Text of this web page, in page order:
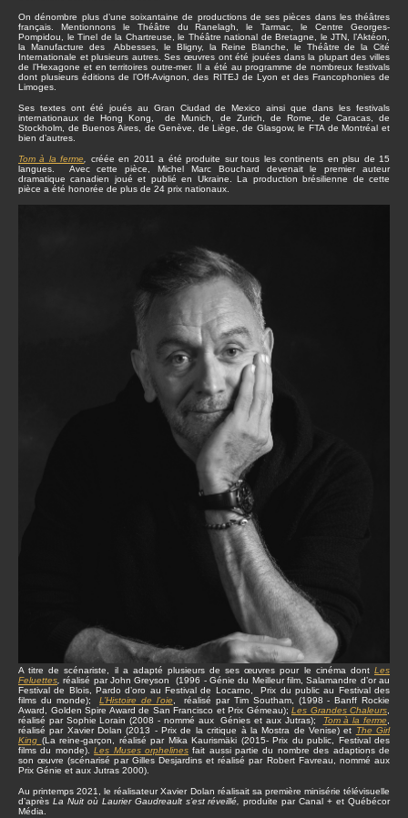
On dénombre plus d’une soixantaine de productions de ses pièces dans les théâtres
français. Mentionnons le Théâtre du Ranelagh, le Tarmac, le Centre Georges-
Pompidou, le Tinel de la Chartreuse, le Théâtre national de Bretagne, le JTN, l’Aktéon,
la Manufacture des Abbesses, le Bligny, la Reine Blanche, le Théâtre de la Cité
Internationale et plusieurs autres. Ses œuvres ont été jouées dans la plupart des villes
de l’Hexagone et en territoires outre-mer. Il a été au programme de nombreux festivals
dont plusieurs éditions de l’Off-Avignon, des RITEJ de Lyon et des Francophonies de
Limoges.
Ses textes ont été joués au Gran Ciudad de Mexico ainsi que dans les festivals
internationaux de Hong Kong, de Munich, de Zurich, de Rome, de Caracas, de
Stockholm, de Buenos Aires, de Genève, de Liège, de Glasgow, le FTA de Montréal et
bien d’autres.
Tom à la ferme
créée en 2011 a été produite sur tous les continents en plsu de 15
langues. Avec cette pièce, Michel Marc Bouchard devenait le premier auteur
dramatique canadien joué et publié en Ukraine. La production brésilienne de cette
pièce a été honorée de plus de 24 prix nationaux.
A titre de scénariste, il a adapté plusieurs de ses œuvres pour le cinéma dont Les
Feluettes réalisé par John Greyson (1996 - Génie du Meilleur film, Salamandre d’or au
Festival de Blois, Pardo d’oro au Festival de Locarno, Prix du public au Festival des
films du monde);L’Histoire de l’oie , réalisé par Tim Southam, (1998 - Banff Rockie
Award, Golden Spire Award de San Francisco et Prix Gémeau); Les Grandes Chaleurs
réalisé par Sophie Lorain (2008 - nommé aux Génies et aux Jutras);
Tom à la ferme
réalisé par Xavier Dolan (2013 - Prix de la critique à la Mostra de Venise) et The Girl
King (La reine-garçon, réalisé par Mika Kaurismäki (2015- Prix du public, Festival des
films du monde).Les Muses orphelinesfait aussi partie du nombre des adaptions de
son œuvre (scénarisé par Gilles Desjardins et réalisé par Robert Favreau, nommé aux
Prix Génie et aux Jutras 2000).
Au printemps 2021, le réalisateur Xavier Dolan réalisait sa première minisérie télévisuelle
d’après La Nuit où Laurier Gaudreault s’est réveillé,produite par Canal + et Québécor
Média.